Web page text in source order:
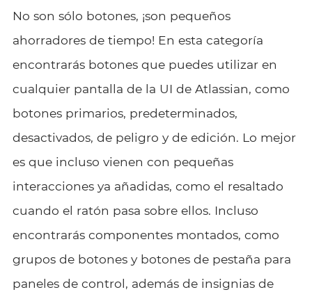
No son sólo botones, ¡son pequeños
ahorradores de tiempo! En esta categoría
encontrarás botones que puedes utilizar en
cualquier pantalla de la UI de Atlassian, como
botones primarios, predeterminados,
desactivados, de peligro y de edición. Lo mejor
es que incluso vienen con pequeñas
interacciones ya añadidas, como el resaltado
cuando el ratón pasa sobre ellos. Incluso
encontrarás componentes montados, como
grupos de botones y botones de pestaña para
paneles de control, además de insignias de